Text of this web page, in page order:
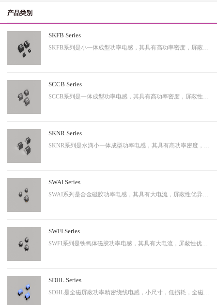
产品类别
SKFB Series
SKFB系列是小一体成型功率电感，其具有高功率密度，屏蔽性出色等特性，适用于中大功率。
SCCB Series
SCCB系列是一体成型功率电感，其具有高功率密度，屏蔽性出色等特性，适用于中大功率。
SKNR Series
SKNR系列是水滴小一体成型功率电感，其具有高功率密度，屏蔽性出色等特性，适用于中大功率。
SWAI Series
SWAI系列是合金磁胶功率电感，其具有大电流，屏蔽性优异等特性，应用广泛。
SWFI Series
SWFI系列是铁氧体磁胶功率电感，其具有大电流，屏蔽性优异，性价比高等特性，应用广泛。
SDHL Series
SDHL是全磁屏蔽功率精密绕线电感，小尺寸，低损耗，全磁屏蔽等特点，适用于小型化终端产品。